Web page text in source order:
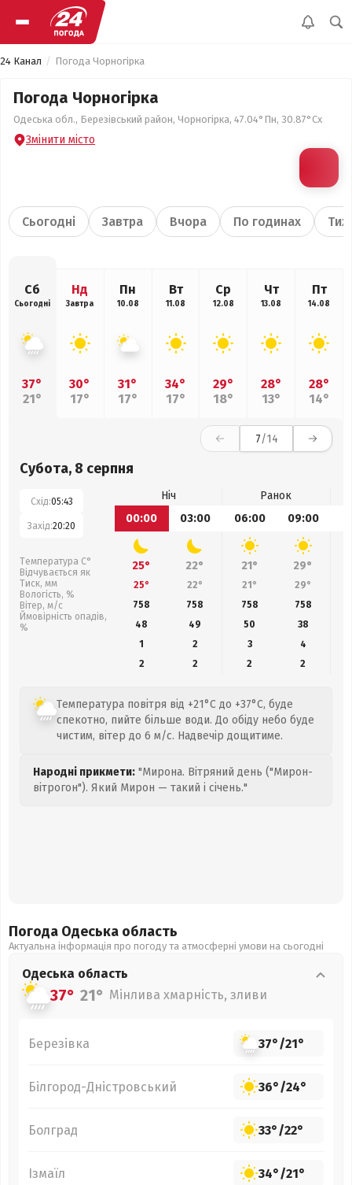
24 Канал Погода Чорногірка
Погода Чорногірка
Одеська обл., Березівський район, Чорногірка, 47.04°Пн, 30.87°Сх
Змінити місто
Сьогодні Завтра Вчора По годинах
Сб
Сьогодні
37°
21°
Нд
Завтра
30°
17°
Пн
10.08
31°
17°
Вт
11.08
34°
17°
Ср
12.08
29°
18°
Чт
13.08
28°
13°
Пт
14.08
28°
14°
7/14
Субота, 8 серпня
Схід:05:43
Захід:20:20
Температура С°
Відчувається як
Тиск, мм
Вологість, %
Вітер, м/с
Ймовірність опадів,
%
Ніч
Ранок
00:00
03:00 06:00 09:00
25° 22° 21° 29°
25° 22° 21° 29°
758
758 758 758
48
49 50 38
1
2 3
4
2
2 2 2
Температура повітря від +21°C до +37°C, буде
спекотно, пийте більше води. До обіду небо буде
чистим, вітер до 6 м/с. Надвечір дощитиме.
Народні прикмети: "Мирона. Вітряний день ("Мирон-
вітрогон"). Який Мирон — такий і січень."
Погода Одеська область
Актуальна інформація про погоду та атмосферні умови на сьогодні
Одеська область
37° 21° Мінлива хмарність, зливи
Березівка 37°/21°
Білгород-Дністровський 36°/24°
Болград 33°/22°
Ізмаїл 34°/21°